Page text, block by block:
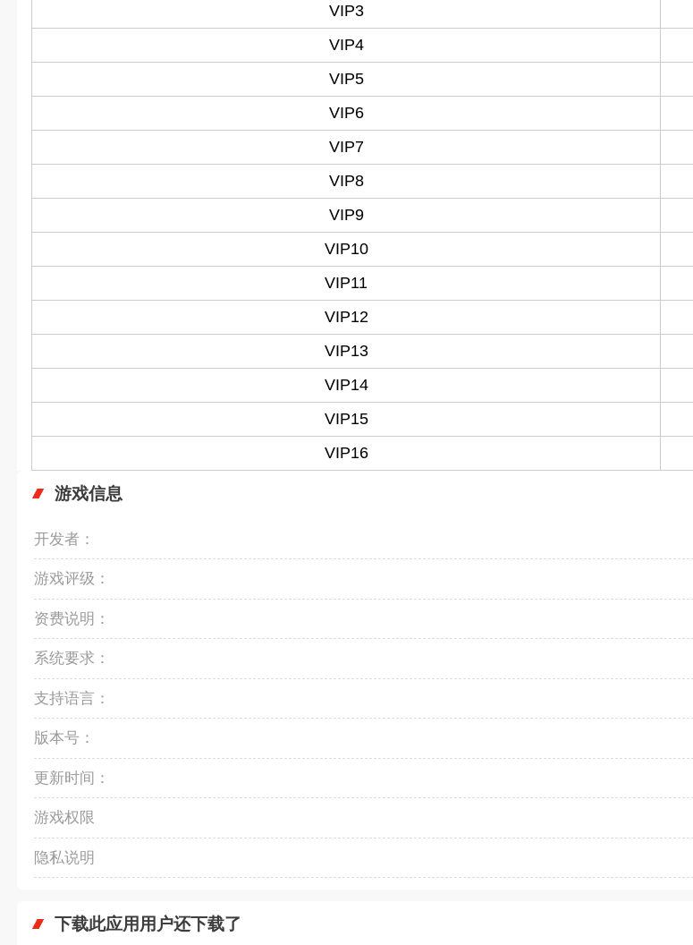
VIP3
VIP4
VIP5
VIP6
VIP7
VIP8
VIP9
VIP10
VIP11
VIP12
VIP13
VIP14
VIP15
VIP16
游戏信息
开发者：
游戏评级：
资费说明：
系统要求：
支持语言：
版本号：
更新时间：
游戏权限
隐私说明
下载此应用用户还下载了